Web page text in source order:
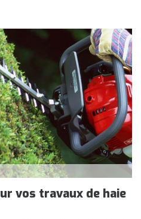
vos travaux de haie